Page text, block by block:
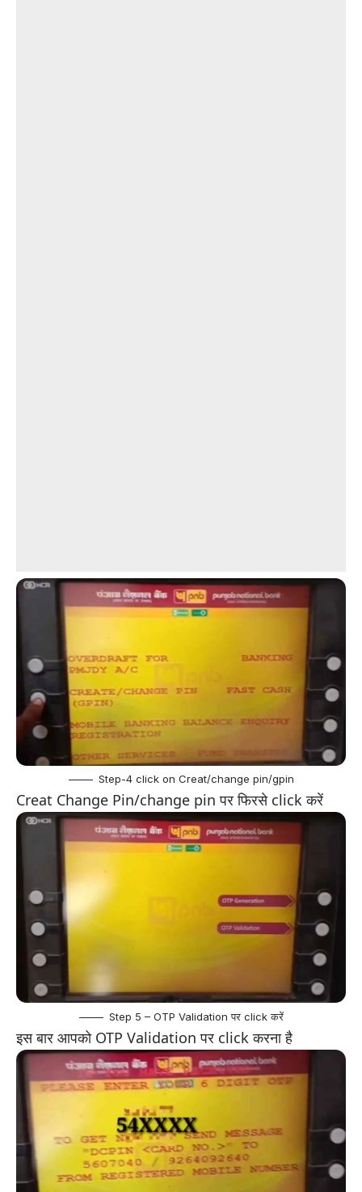
Step-4 click on Creat/change pin/gpin
Creat Change Pin/change pin पर फिरसे click करें
Step 5 – OTP Validation पर click करें
इस बार आपको OTP Validation पर click करना है